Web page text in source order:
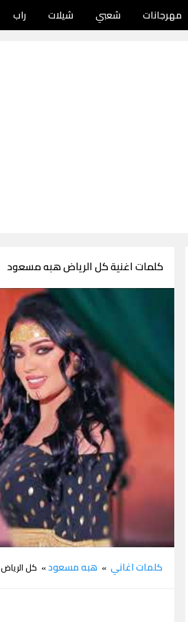
مهرجانات شعبي شيلات راب
كلمات اغنية كل الرياض هبه مسعود
كلمات اغاني » هبه مسعود» كل الرياض